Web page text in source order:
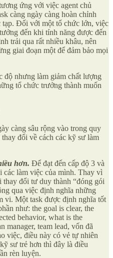
ứng với việc agent chủ
càng ngày càng hoàn chỉnh
Đối với một tổ chức lớn, việc
đến khi tính năng được đến
trải qua rất nhiều khâu, nên
giai đoạn một để đảm bảo mọi
độ nhưng làm giảm chất lượng
tổ chức trưởng thành muốn
càng sâu rộng vào trong quy
đổi về cách các kỹ sư làm
hơn. Để đạt đến cấp độ 3 và
các làm việc của mình. Thay vì
đổi tư duy thành “đóng gói
qua việc định nghĩa những
vi. Một task được định nghĩa tốt
như: the goal is clear, the
behavior, what is the
manager, team lead, vốn đã
việc, điều này có vẻ tự nhiên
sư trẻ hơn thì đây là điều
rèn luyện.